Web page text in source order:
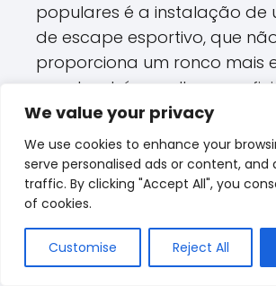
We value your privacy
We use cookies to enhance your
serve personalised ads or content, and
traffic. By clicking "Accept All", you
of cookies.
Customise Reject All
populares é a instalação de
de escape esportivo, que
proporciona um ronco mais
mas também melhora a
motor. Outra modificação
procurada é a troca do
um modelo de alta
pode aumentar a potência
eficiência do combustível.
Sistema de Escape